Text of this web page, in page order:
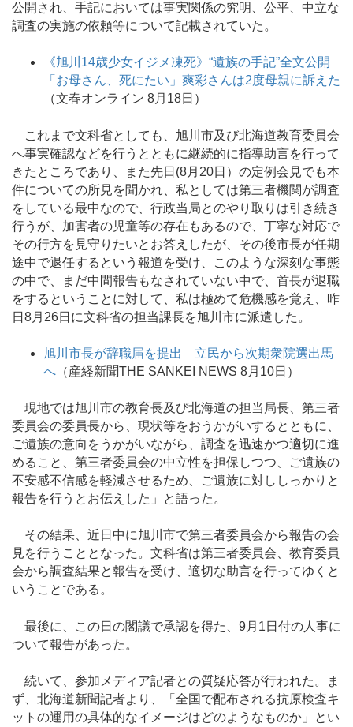
公開され、手記においては事実関係の究明、公平、中立な
調査の実施の依頼等について記載されていた。
《旭川14歳少女イジメ凍死》“遺族の手記”全文公開
「お母さん、死にたい」爽彩さんは2度母親に訴えた
（文春オンライン 8月18日）
これまで文科省としても、旭川市及び北海道教育委員会
へ事実確認などを行うとともに継続的に指導助言を行って
きたところであり、また先日(8月20日）の定例会見でも本
件についての所見を聞かれ、私としては第三者機関が調査
をしている最中なので、行政当局とのやり取りは引き続き
行うが、加害者の児童等の存在もあるので、丁寧な対応で
その行方を見守りたいとお答えしたが、その後市長が任期
途中で退任するという報道を受け、このような深刻な事態
の中で、まだ中間報告もなされていない中で、首長が退職
をするということに対して、私は極めて危機感を覚え、昨
日8月26日に文科省の担当課長を旭川市に派遣した。
旭川市長が辞職届を提出 立民から次期衆院選出馬
へ （産経新聞THE SANKEI NEWS 8月10日）
現地では旭川市の教育長及び北海道の担当局長、第三者
委員会の委員長から、現状等をおうかがいするとともに、
ご遺族の意向をうかがいながら、調査を迅速かつ適切に進
めること、第三者委員会の中立性を担保しつつ、ご遺族の
不安感不信感を軽減させるため、ご遺族に対ししっかりと
報告を行うとお伝えした」と語った。
その結果、近日中に旭川市で第三者委員会から報告の会
見を行うこととなった。文科省は第三者委員会、教育委員
会から調査結果と報告を受け、適切な助言を行ってゆくと
いうことである。
最後に、この日の閣議で承認を得た、9月1日付の人事に
ついて報告があった。
続いて、参加メディア記者との質疑応答が行われた。ま
ず、北海道新聞記者より、「全国で配布される抗原検査キ
ットの運用の具体的なイメージはどのようなものか」とい